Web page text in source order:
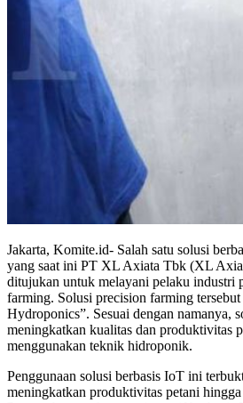
Jakarta, Komite.id- Salah satu solusi
yang saat ini PT XL Axiata Tbk (XL
ditujukan untuk melayani pelaku industri
farming. Solusi precision farming
Hydroponics”. Sesuai dengan namanya,
meningkatkan kualitas dan produktivitas
menggunakan teknik hidroponik.
Penggunaan solusi berbasis IoT ini
meningkatkan produktivitas petani